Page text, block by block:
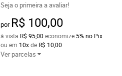
Seja o primeira a avaliar!
por R$ 100,00
à vista R$ 95,00 economize 5% no Pix
ou em 10xde R$ 10,00
Ver parcelas